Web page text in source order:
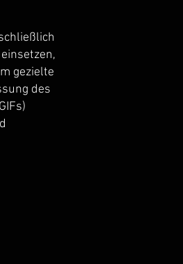
gezielte
des